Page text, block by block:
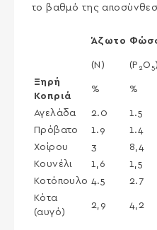
το βαθμό της
Άζωτο
(N) (P 2 O 5)
Ξηρή
Κοπριά
% %
Αγελάδα 2.0 1.5
Πρόβατο
1.9 1.4
Χοίρου
3 8,4
Κουνέλι
1,6 1,5
Κοτόπουλο 4.5 2.7
Κότα
(αυγό)
2,9 4,2